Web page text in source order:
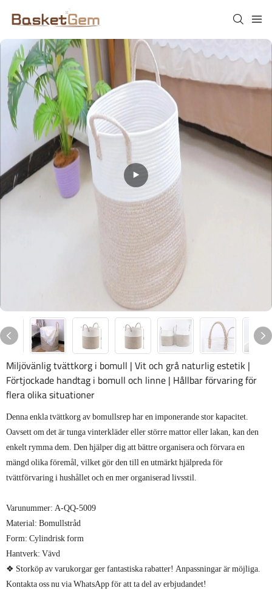
Miljövänlig tvättkorg i bomull | Vit och grå naturlig estetik |
Förtjockade handtag i bomull och linne | Hållbar förvaring för
flera olika situationer
Denna enkla tvättkorg av bomullsrep har en imponerande stor kapacitet.
Oavsett om det är tunga vinterkläder eller större mattor eller lakan, kan den
enkelt rymma dem. Den hjälper dig att bättre organisera och förvara en
mängd olika föremål, vilket gör den till en utmärkt hjälpreda för
tvättförvaring i hushållet och en mer organiserad livsstil.
Varunummer: A-QQ-5009
Material: Bomullstråd
Form: Cylindrisk form
Hantverk: Vävd
❖ Storköp av varukorgar ger fantastiska rabatter! Anpassningar är möjliga.
Kontakta oss nu via WhatsApp för att ta del av erbjudandet!